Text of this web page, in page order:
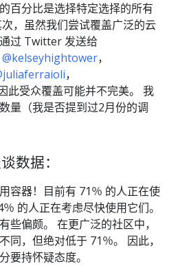
百分比是选择特定选择的所有
，虽然我们尝试覆盖广泛的云
过 Twitter 发送给
@kelseyhightower，
，
此受众覆盖可能并不完美。 我
量（我是否提到过2月份的调
数据：
容器！目前有 71％ 的人正在使
的人正在考虑尽快使用它们。
些偏颇。 在更广泛的社区中，
同，但绝对低于 71％。 因此，
要持怀疑态度。